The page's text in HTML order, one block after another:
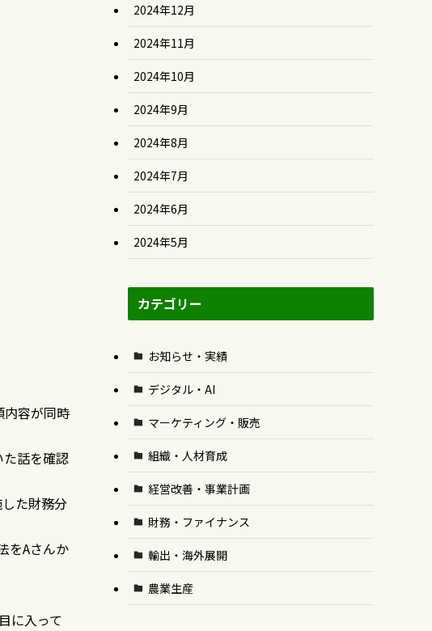
内容が同時
話を確認
た財務分
をAさんか
に入って
2024年12月
2024年11月
2024年10月
2024年9月
2024年8月
2024年7月
2024年6月
2024年5月
カテゴリー
お知らせ・実績
デジタル・AI
マーケティング・販売
組織・人材育成
経営改善・事業計画
財務・ファイナンス
輸出・海外展開
農業生産